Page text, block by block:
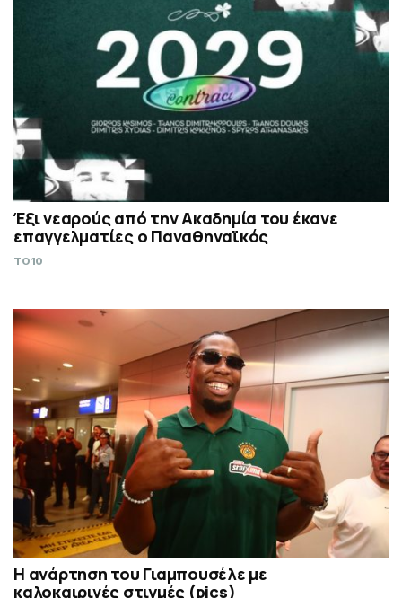
Έξι νεαρούς από την Ακαδημία του έκανε
επαγγελματίες ο Παναθηναϊκός
TO10
Η ανάρτηση του Γιαμπουσέλε με
καλοκαιρινές στιγμές (pics)